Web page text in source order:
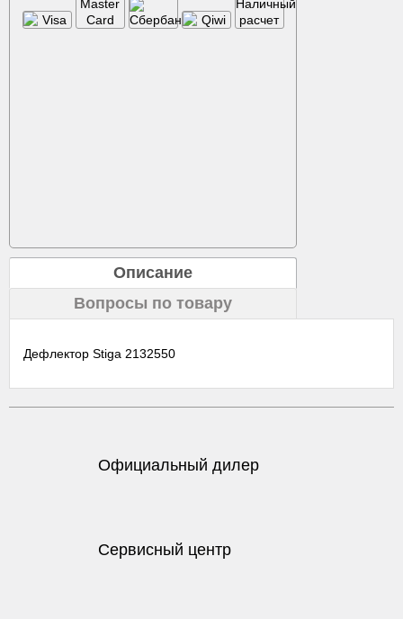
Описание
Вопросы по товару
Дефлектор Stiga 2132550
Официальный дилер
Сервисный центр